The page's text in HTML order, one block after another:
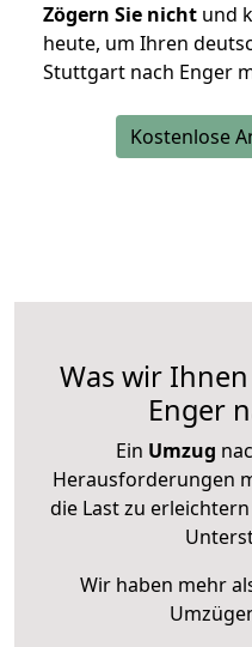
Zögern Sie nicht und
heute, um Ihren
Stuttgart nach Enger
Kostenlose
Was wir
Enger
Ein Umzug
Herausforderungen
die Last zu
Wir haben mehr